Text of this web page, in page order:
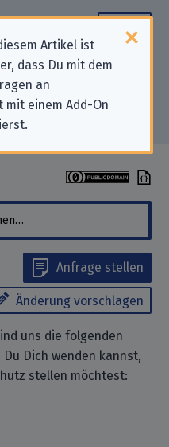
Artikel ist
dass Du mit dem
an
einem Add-On
für
GmbH“
Anfrage stellen
Änderung vorschlagen
uns die folgenden
Dich wenden kannst,
stellen möchtest: